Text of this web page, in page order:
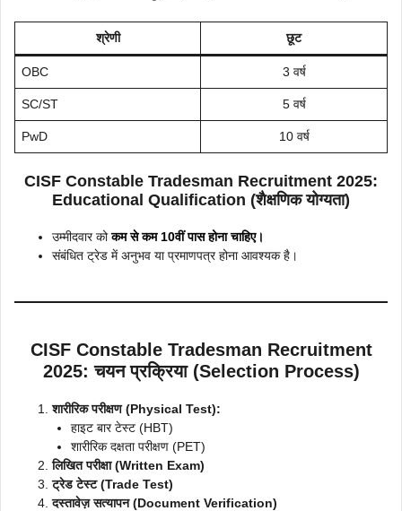
श्रेणी छूट
OBC 3 वर्ष
SC/ST 5 वर्ष
PwD 10 वर्ष
CISF Constable Tradesman Recruitment 2025:
Educational Qualification (शैक्षणिक योग्यता)
उम्मीदवार कोकम से कम 10वीं पास होना चाहिए।
संबंधित ट्रेड में अनुभव या प्रमाणपत्र होना आवश्यक है।
CISF Constable Tradesman Recruitment
2025: चयन प्रक्रिया (Selection Process)
शारीरिक परीक्षण (Physical Test):
हाइट बार टेस्ट (HBT)
शारीरिक दक्षता परीक्षण (PET)
लिखित परीक्षा (Written Exam)
ट्रेड टेस्ट (Trade Test)
दस्तावेज़ सत्यापन (Document Verification)